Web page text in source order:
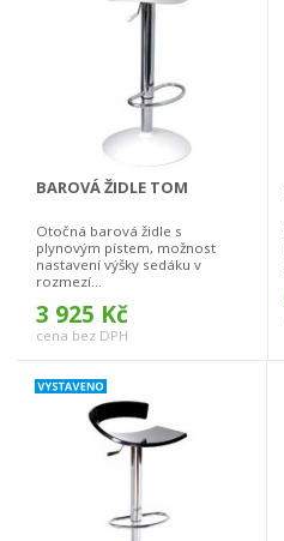
BAROVÁ ŽIDLE TOM
Otočná barová židle s
plynovým pístem, možnost
nastavení výšky sedáku v
rozmezí...
3 925 Kč
cena bez DPH